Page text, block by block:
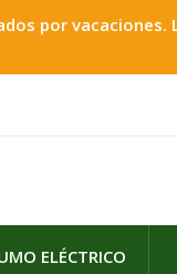
por
ELÉCTRICO